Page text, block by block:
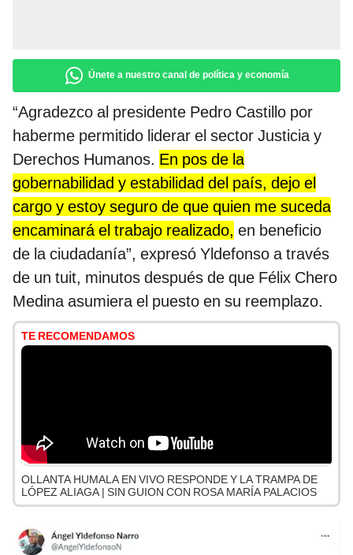
Únete a nuestro canal de política y economía
“Agradezco al presidente Pedro Castillo por
haberme permitido liderar el sector Justicia y
Derechos Humanos. En pos de la
gobernabilidad y estabilidad del país, dejo el
cargo y estoy seguro de que quien me suceda
encaminará el trabajo realizado, en beneficio
de la ciudadanía”, expresó Yldefonso a través
de un tuit, minutos después de que Félix Chero
Medina asumiera el puesto en su reemplazo.
TE RECOMENDAMOS
OLLANTA HUMALA EN VIVO RESPONDE Y LA TRAMPA DE
LÓPEZ ALIAGA | SIN GUION CON ROSA MARÍA PALACIOS